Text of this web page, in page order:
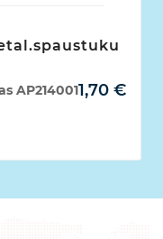
1,70 €
AP214001